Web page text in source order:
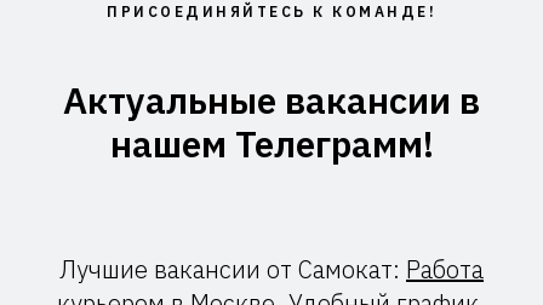
ПРИСОЕДИНЯЙТЕСЬ К КОМАНДЕ!
Актуальные вакансии в
нашем Телеграмм!
Лучшие вакансии от Самокат: Работа